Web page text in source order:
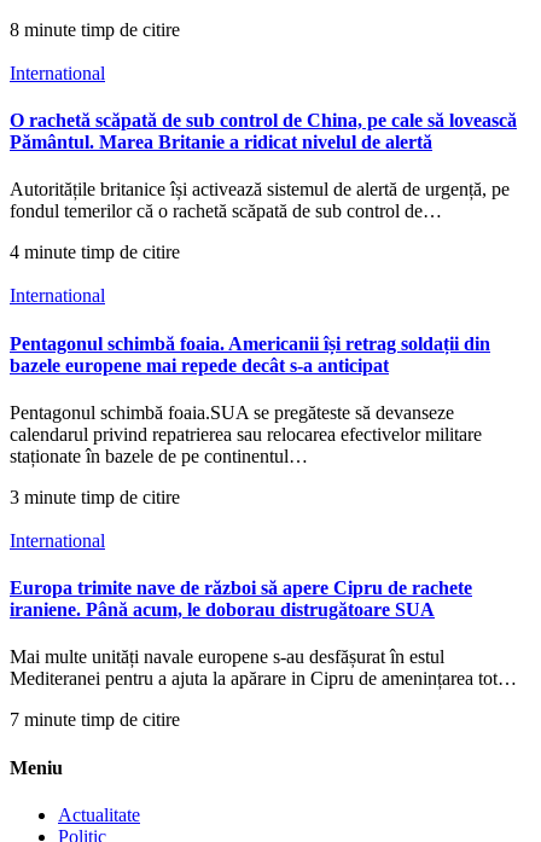
8 minute timp de citire
International
O rachetă scăpată de sub control de China, pe cale să lovească
Pământul. Marea Britanie a ridicat nivelul de alertă
Autoritățile britanice își activează sistemul de alertă de urgență, pe
fondul temerilor că o rachetă scăpată de sub control de…
4 minute timp de citire
International
Pentagonul schimbă foaia. Americanii își retrag soldații din
bazele europene mai repede decât s-a anticipat
Pentagonul schimbă foaia.SUA se pregăteste să devanseze
calendarul privind repatrierea sau relocarea efectivelor militare
staționate în bazele de pe continentul…
3 minute timp de citire
International
Europa trimite nave de război să apere Cipru de rachete
iraniene. Până acum, le doborau distrugătoare SUA
Mai multe unități navale europene s-au desfășurat în estul
Mediteranei pentru a ajuta la apărare in Cipru de amenințarea tot…
7 minute timp de citire
Meniu
Actualitate
Politic